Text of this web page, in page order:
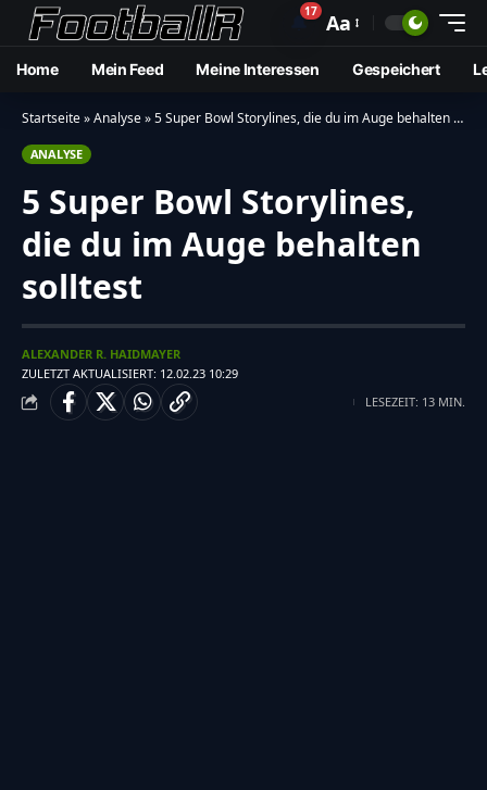
🔔17 Aa
Home Mein Feed Meine Interessen Gespeichert
Startseite»Analyse»5 Super Bowl Storylines, die du im Auge behalten solltest
ANALYSE
5 Super Bowl Storylines,
die du im Auge behalten
solltest
ZULETZT AKTUALISIERT: 12.02.23 10:29
ALEXANDER R. HAIDMAYER
LESEZEIT: 13 MIN.